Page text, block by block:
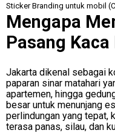
Sticker Branding untuk mobil (C
Mengapa
Pasang
Jakarta dikenal sebagai
paparan sinar matahari
apartemen, hingga
besar untuk menunjang
perlindungan yang tepat,
terasa panas, silau, dan